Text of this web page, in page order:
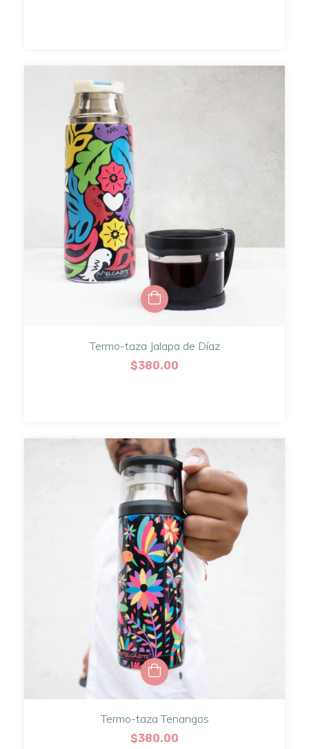
Termo-taza Jalapa de Díaz
$380.00
Termo-taza Tenangos
$380.00